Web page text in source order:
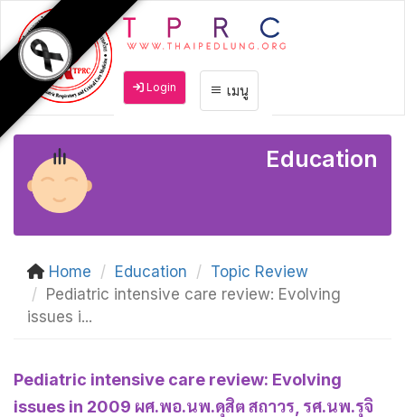
เมนู
Login
Education
Home Education
Topic Review
Pediatric intensive care review: Evolving
issues i...
Pediatric intensive care review: Evolving
issues in 2009 ผศ.พอ.นพ.ดุสิต สถาวร, รศ.นพ.รุจิ